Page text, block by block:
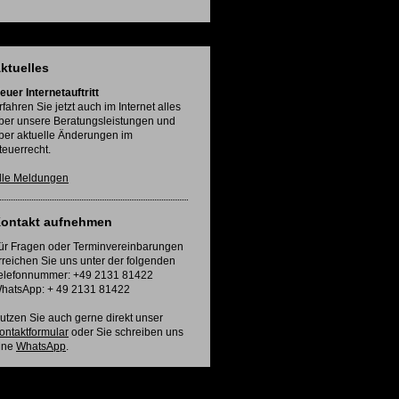
Internetauftritt
Sie jetzt auch im Internet alles
unsere Beratungsleistungen und
aktuelle Änderungen im
Meldungen
aufnehmen
Fragen oder Terminvereinbarungen
Sie uns unter der folgenden
+49 2131 81422
+ 49 2131 81422
Sie auch gerne direkt unser
oder Sie schreiben uns
WhatsApp.